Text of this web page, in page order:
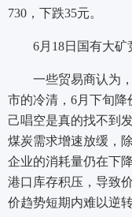
730，下跌35元。
6月18日国有大矿
一些贸易商认为
市的冷清，6月下旬
己唱空是真的找不到
煤炭需求增速放缓，
企业的消耗量仍在下
港口库存积压，导致
价趋势短期内难以逆